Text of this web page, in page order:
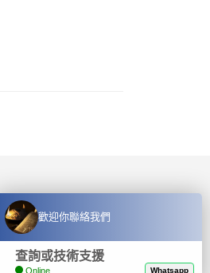
歡迎你聯絡我們
查詢或技術支援
Online Whatsapp